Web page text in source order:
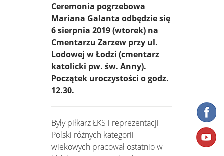
Ceremonia pogrzebowa
Mariana Galanta odbędzie się
6 sierpnia 2019 (wtorek) na
Cmentarzu Zarzew przy ul.
Lodowej w Łodzi (cmentarz
katolicki pw. św. Anny).
Początek uroczystości o godz.
12.30.
Były piłkarz ŁKS i reprezentacji
Polski różnych kategorii
wiekowych pracował ostatnio w